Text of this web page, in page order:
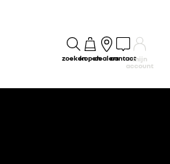
zoekenkopendealerscontactmijn
account